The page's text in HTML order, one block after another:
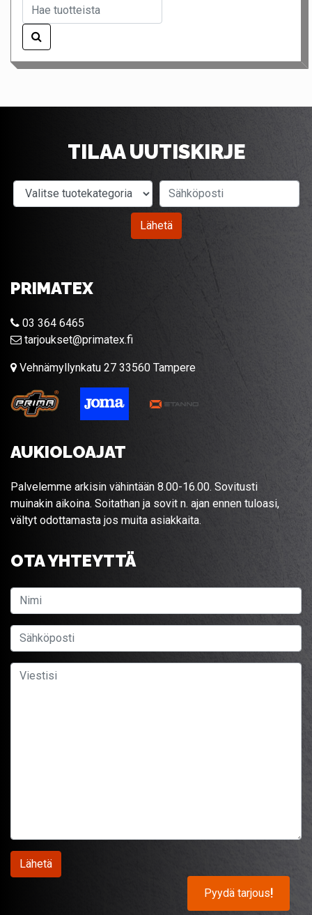
TILAA UUTISKIRJE
Valitse tuotekategoria
Lähetä
PRIMATEX
03 364 6465
tarjoukset@primatex.fi
Vehnämyllynkatu 27 33560 Tampere
AUKIOLOAJAT
Palvelemme arkisin vähintään 8.00-16.00. Sovitusti
muinakin aikoina. Soitathan ja sovit n. ajan ennen tuloasi,
vältyt odottamasta jos muita asiakkaita.
OTA YHTEYTTÄ
Pyydä tarjous!